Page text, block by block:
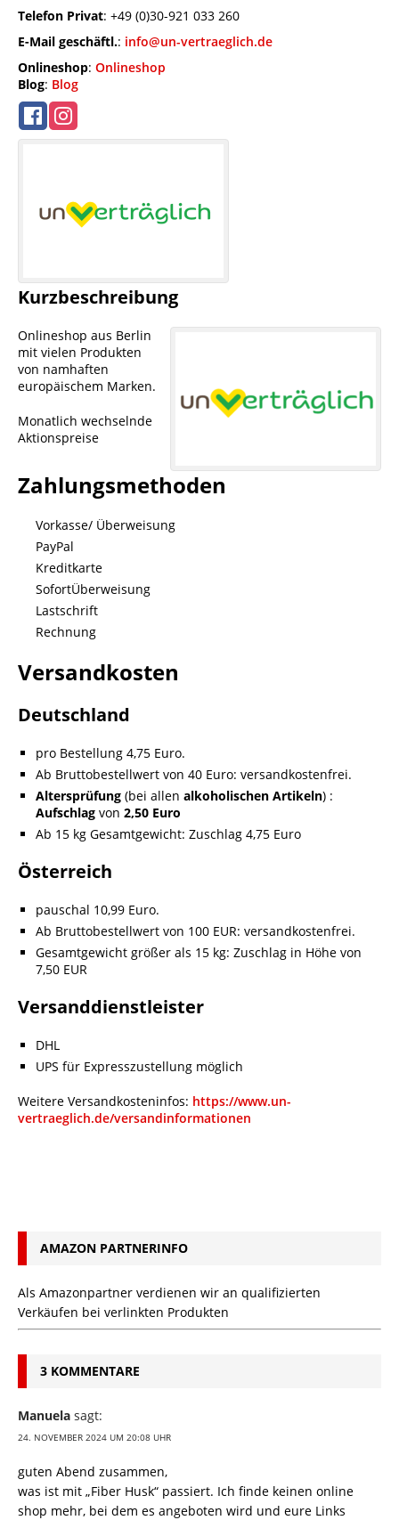
Telefon Privat: +49 (0)30-921 033 260
E-Mail geschäftl.: info@un-vertraeglich.de
Onlineshop: Onlineshop
Blog: Blog
Kurzbeschreibung
Onlineshop aus Berlin
mit vielen Produkten
von namhaften
europäischem Marken.
Monatlich wechselnde
Aktionspreise
Zahlungsmethoden
Vorkasse/ Überweisung
PayPal
Kreditkarte
SofortÜberweisung
Lastschrift
Rechnung
Versandkosten
Deutschland
pro Bestellung 4,75 Euro.
Ab Bruttobestellwert von 40 Euro: versandkostenfrei.
Altersprüfung (bei allen alkoholischen Artikeln) :
Aufschlag von 2,50 Euro
Ab 15 kg Gesamtgewicht: Zuschlag 4,75 Euro
Österreich
pauschal 10,99 Euro.
Ab Bruttobestellwert von 100 EUR: versandkostenfrei.
Gesamtgewicht größer als 15 kg: Zuschlag in Höhe von
7,50 EUR
Versanddienstleister
DHL
UPS für Expresszustellung möglich
Weitere Versandkosteninfos: https://www.un-
vertraeglich.de/versandinformationen
AMAZON PARTNERINFO
Als Amazonpartner verdienen wir an qualifizierten
Verkäufen bei verlinkten Produkten
3 KOMMENTARE
Manuela sagt:
24. NOVEMBER 2024 UM 20:08 UHR
guten Abend zusammen,
was ist mit „Fiber Husk“ passiert. Ich finde keinen online
shop mehr, bei dem es angeboten wird und eure Links